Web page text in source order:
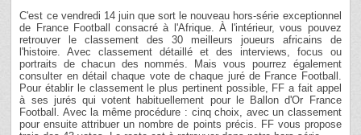
C'est ce vendredi 14 juin que sort le nouveau hors-série exceptionnel
de France Football consacré à l'Afrique. À l'intérieur, vous pouvez
retrouver le classement des 30 meilleurs joueurs africains de
l'histoire. Avec classement détaillé et des interviews, focus ou
portraits de chacun des nommés. Mais vous pourrez également
consulter en détail chaque vote de chaque juré de France Football.
Pour établir le classement le plus pertinent possible, FF a fait appel
à ses jurés qui votent habituellement pour le Ballon d'Or France
Football. Avec la même procédure : cinq choix, avec un classement
pour ensuite attribuer un nombre de points précis. FF vous propose